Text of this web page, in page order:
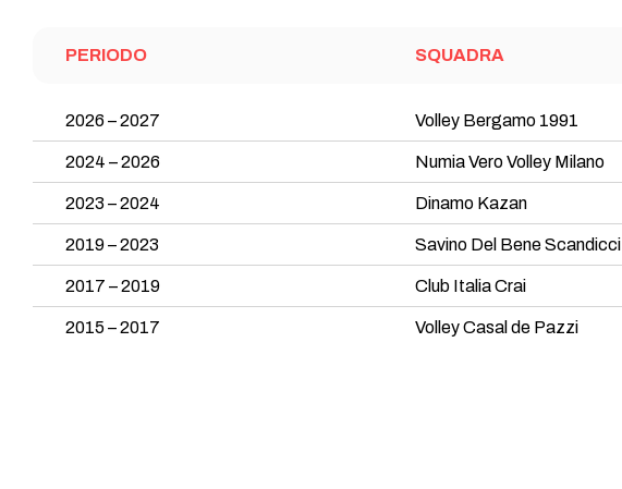
PERIODO SQUADRA
2026 – 2027 Volley Bergamo 1991
2024 – 2026 Numia Vero Volley Milano
2023 – 2024 Dinamo Kazan
2019 – 2023 Savino Del Bene Scandicci
2017 – 2019 Club Italia Crai
2015 – 2017 Volley Casal de Pazzi